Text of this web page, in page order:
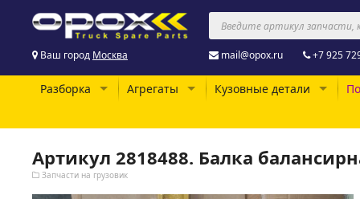
Ваш город Москва mail@opox.ru +7 925
Разборка Агрегаты Кузовные детали
Артикул 2818488. Балка
Запчасти на грузовик